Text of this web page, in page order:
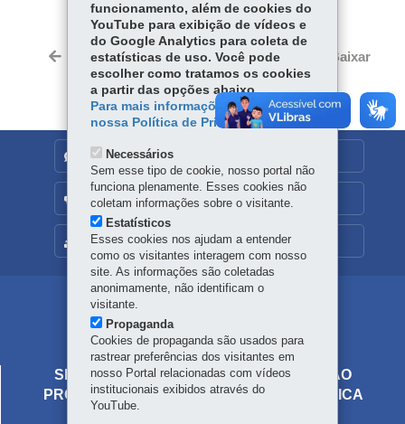
Fa
ce
bo
ok
Tw
itt
er
W
ha
ts
Ap
p
Voltar Início Imprimir Baixar
MAPA DO SITE
DENUNCIE CORRUPÇÃO
OUVIDORIA
Navegação
Principal
Prova
SECRETARIA DE ESTADO DA EDUCAÇÃO
PROVA PARANÁ - AVALIAÇÃO DIAGNÓSTICA
funcionamento, além de cookies do
YouTube para exibição de vídeos e
do Google Analytics para coleta de
estatísticas de uso. Você pode
escolher como tratamos os cookies
a partir das opções abaixo.
Para mais informações, acesse
nossa Política de Privacidade.
Necessários
Sem esse tipo de cookie, nosso portal não
funciona plenamente. Esses cookies não
coletam informações sobre o visitante.
Estatísticos
Esses cookies nos ajudam a entender
como os visitantes interagem com nosso
site. As informações são coletadas
anonimamente, não identificam o
visitante.
Propaganda
Cookies de propaganda são usados para
rastrear preferências dos visitantes em
nosso Portal relacionadas com vídeos
institucionais exibidos através do
YouTube.